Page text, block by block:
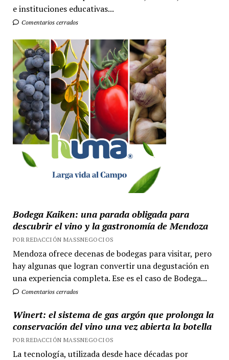
e instituciones educativas...
Comentarios cerrados
Bodega Kaiken: una parada obligada para
descubrir el vino y la gastronomía de Mendoza
POR REDACCIÓN MASSNEGOCIOS
Mendoza ofrece decenas de bodegas para visitar, pero
hay algunas que logran convertir una degustación en
una experiencia completa. Ese es el caso de Bodega...
Comentarios cerrados
Winert: el sistema de gas argón que prolonga la
conservación del vino una vez abierta la botella
POR REDACCIÓN MASSNEGOCIOS
La tecnología, utilizada desde hace décadas por